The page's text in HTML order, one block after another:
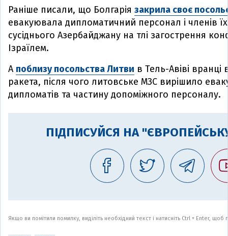
Раніше писали, що Болгарія закрила своє
евакуювала дипломатичний персонал і членів
сусіднього Азербайджану на тлі загострення
Ізраїлем.
А поблизу посольства Литви в Тель-Авіві
ракета, після чого литовське МЗС вирішило
дипломатів та частину допоміжного персоналу.
ПІДПИСУЙСЯ НА
Якщо ви помітили помилку, виділіть необхідний текст і натисніть Ctrl + Enter,